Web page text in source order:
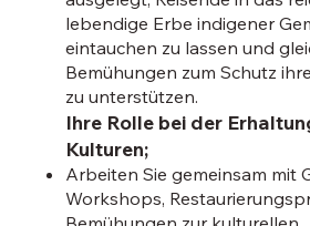
lebendige Erbe indigener
eintauchen zu lassen und
Bemühungen zum Schutz
zu unterstützen.
Ihre Rolle bei der
Kulturen;
Arbeiten Sie gemeinsam mit
Workshops,